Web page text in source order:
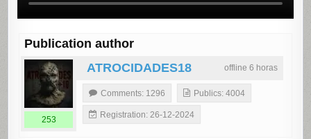
Publication author
offline 6 horas
ATROCIDADES18
253
Comments: 1296 Publics: 4004
Registration: 26-12-2024